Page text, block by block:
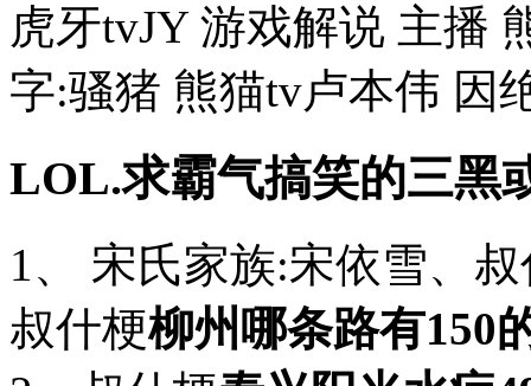
虎牙tvJY 游戏解说 主播
字:骚猪 熊猫tv卢本伟 因
LOL.求霸气搞笑的三黑
1、 宋氏家族:宋依雪、
叔什梗柳州哪条路有150